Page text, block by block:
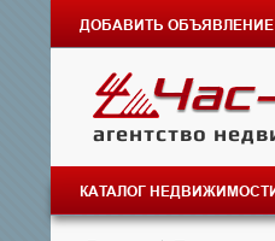
ДОБАВИТЬ ОБЪЯВЛЕНИЕ
агентство
КАТАЛОГ